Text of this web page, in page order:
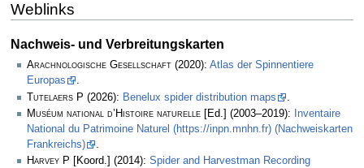
Weblinks
Nachweis- und Verbreitungskarten
Arachnologische Gesellschaft (2020): Atlas der Spinnentiere
Europas
.
Tutelaers P (2026): Benelux spider distribution maps
Muséum national d’Histoire naturelle [Ed.] (2003–2019):
Inventaire
National du Patrimoine Naturel (https://inpn.mnhn.fr) (Nachweiskarten
Frankreichs)
.
Harvey P [Koord.] (2014): Spider and Harvestman Recording